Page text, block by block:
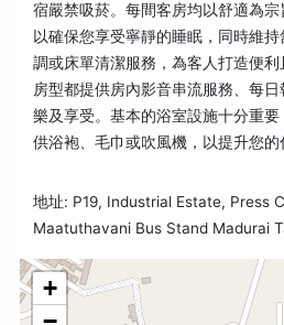
宿嚴禁吸菸。每間客房均以舒適為宗
以確保您享受寧靜的睡眠，同時維
調或床單清潔服務，為客人打造便
房型都提供房內影音串流服務、每
樂及享受。基本的浴室設施十分重
供浴袍、毛巾或吹風機，以提升您的
地址: P19, Industrial Estate, Press
Maatuthavani Bus Stand Madurai
+